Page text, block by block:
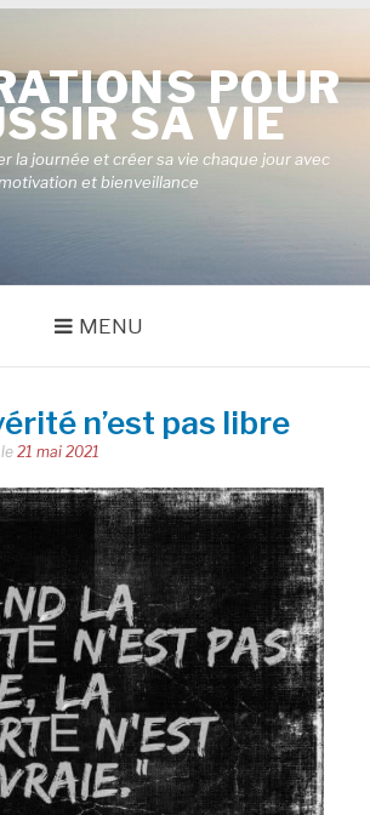
POUR
SA VIE
la journée et créer sa vie chaque jour avec
et bienveillance
MENU
n’est pas libre
le 21 mai 2021